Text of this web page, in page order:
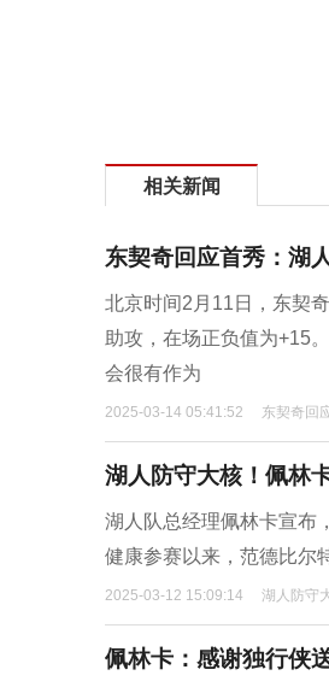
相关新闻
东契奇回应首秀：湖
北京时间2月11日，东契
助攻，在场正负值为+15
会很有作为
2025-03-14 05:41:52 东契奇回
湖人防守大核！佩林
湖人队总经理佩林卡宣布
健康参赛以来，范德比尔
2025-03-12 15:09:14 湖人防守
佩林卡：感谢独行侠